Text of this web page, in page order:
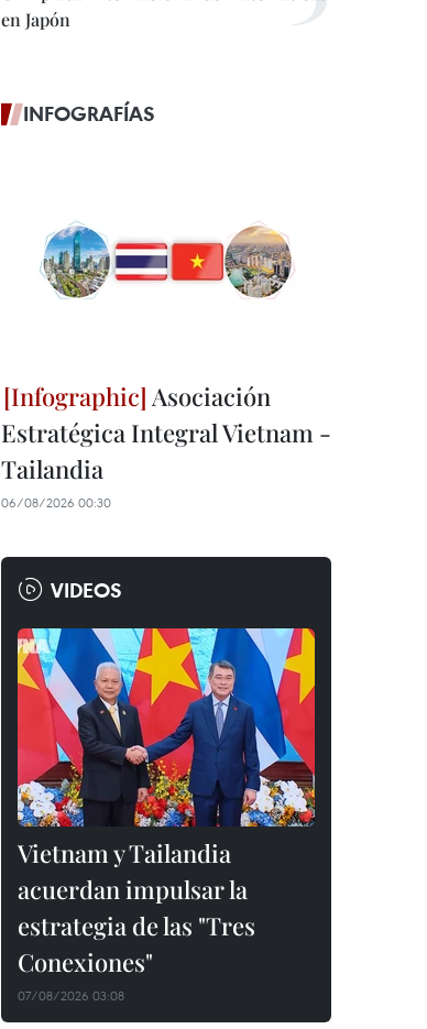
en Japón
INFOGRAFÍAS
Asociación
Estratégica Integral Vietnam -
Tailandia
06/08/2026 00:30
VIDEOS
Vietnam y Tailandia
acuerdan impulsar la
estrategia de las "Tres
Conexiones"
07/08/2026 03:08